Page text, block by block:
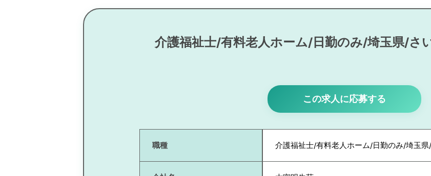
介護福祉士/有料老人ホーム/日勤のみ/埼玉県/さ
この求人に応募する
職種 介護福祉士/有料老人ホーム/日勤のみ/埼玉